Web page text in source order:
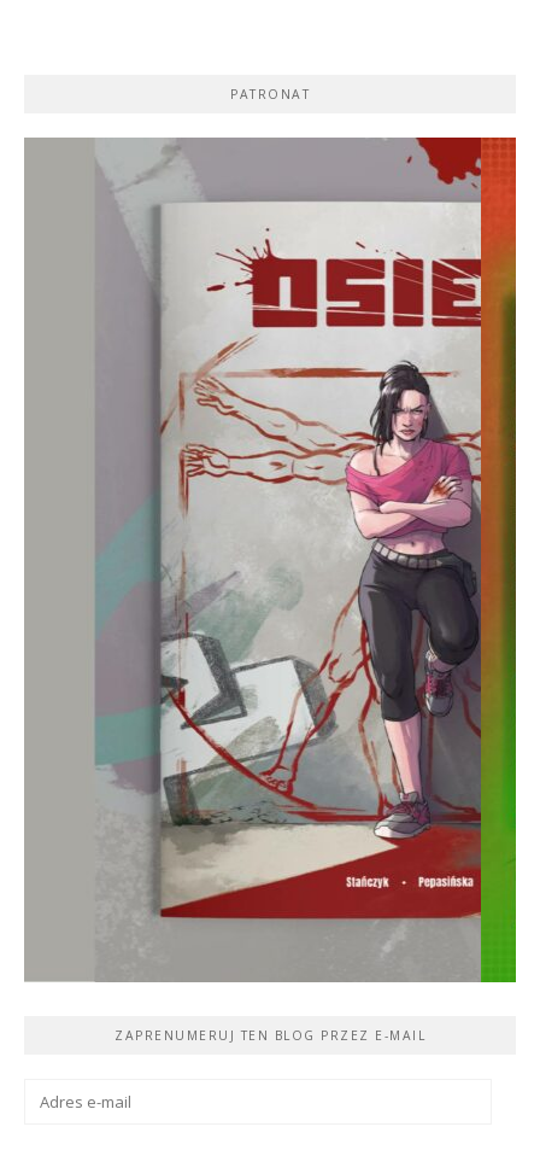
PATRONAT
ZAPRENUMERUJ TEN BLOG PRZEZ E-MAIL
Adres